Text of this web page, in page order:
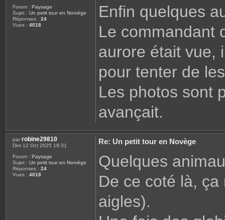
Forum : Paysage
Sujet : Un petit tour en Norvège
Réponses : 24
Vues : 4018
Enfin quelques
Le commandant
aurore était vue,
pour tenter de
Les photos sont
avançait.
par robine29810
Dim 12 Oct 2025 19:31
Forum : Paysage
Sujet : Un petit tour en Norvège
Réponses : 24
Vues : 4018
Re: Un petit tour en Novège
Quelques
De ce coté là,
aigles).